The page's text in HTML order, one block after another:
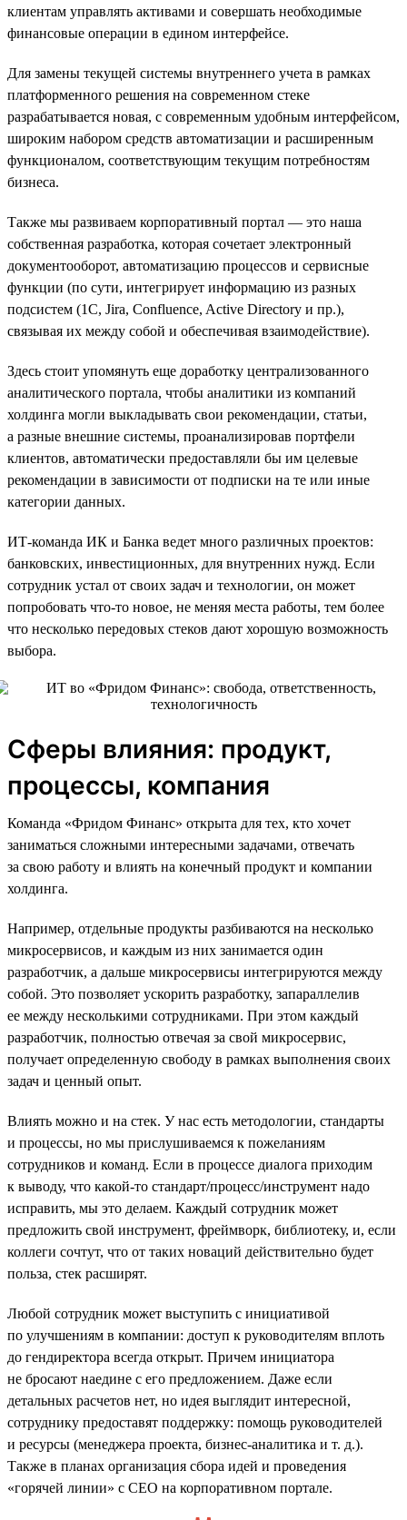
клиентам управлять активами и совершать необходимые
финансовые операции в едином интерфейсе.
Для замены текущей системы внутреннего учета в рамках
платформенного решения на современном стеке
разрабатывается новая, с современным удобным интерфейсом,
широким набором средств автоматизации и расширенным
функционалом, соответствующим текущим потребностям
бизнеса.
Также мы развиваем корпоративный портал — это наша
собственная разработка, которая сочетает электронный
документооборот, автоматизацию процессов и сервисные
функции (по сути, интегрирует информацию из разных
подсистем (1С, Jira, Confluence, Active Directory и пр.),
связывая их между собой и обеспечивая взаимодействие).
Здесь стоит упомянуть еще доработку централизованного
аналитического портала, чтобы аналитики из компаний
холдинга могли выкладывать свои рекомендации, статьи,
а разные внешние системы, проанализировав портфели
клиентов, автоматически предоставляли бы им целевые
рекомендации в зависимости от подписки на те или иные
категории данных.
ИТ-команда ИК и Банка ведет много различных проектов:
банковских, инвестиционных, для внутренних нужд. Если
сотрудник устал от своих задач и технологии, он может
попробовать что-то новое, не меняя места работы, тем более
что несколько передовых стеков дают хорошую возможность
выбора.
Сферы влияния: продукт,
процессы, компания
Команда «Фридом Финанс» открыта для тех, кто хочет
заниматься сложными интересными задачами, отвечать
за свою работу и влиять на конечный продукт и компании
холдинга.
Например, отдельные продукты разбиваются на несколько
микросервисов, и каждым из них занимается один
разработчик, а дальше микросервисы интегрируются между
собой. Это позволяет ускорить разработку, запараллелив
ее между несколькими сотрудниками. При этом каждый
разработчик, полностью отвечая за свой микросервис,
получает определенную свободу в рамках выполнения своих
задач и ценный опыт.
Влиять можно и на стек. У нас есть методологии, стандарты
и процессы, но мы прислушиваемся к пожеланиям
сотрудников и команд. Если в процессе диалога приходим
к выводу, что какой-то стандарт/процесс/инструмент надо
исправить, мы это делаем. Каждый сотрудник может
предложить свой инструмент, фреймворк, библиотеку, и, если
коллеги сочтут, что от таких новаций действительно будет
польза, стек расширят.
Любой сотрудник может выступить с инициативой
по улучшениям в компании: доступ к руководителям вплоть
до гендиректора всегда открыт. Причем инициатора
не бросают наедине с его предложением. Даже если
детальных расчетов нет, но идея выглядит интересной,
сотруднику предоставят поддержку: помощь руководителей
и ресурсы (менеджера проекта, бизнес-аналитика и т. д.).
Также в планах организация сбора идей и проведения
«горячей линии» с CEO на корпоративном портале.